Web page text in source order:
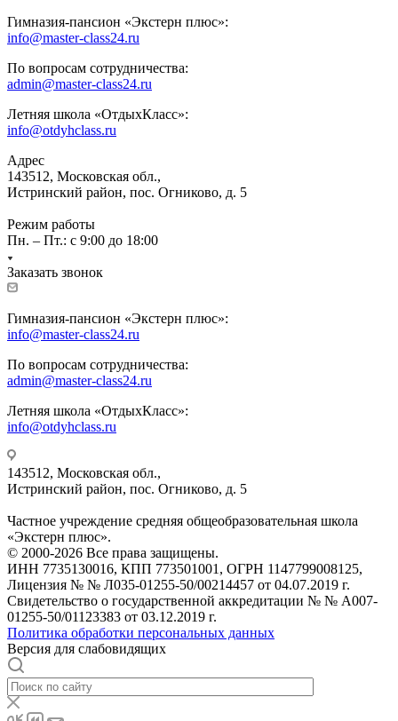
Гимназия-пансион «Экстерн плюс»:
info@master-class24.ru
По вопросам сотрудничества:
admin@master-class24.ru
Летняя школа «ОтдыхКласс»:
info@otdyhclass.ru
Адрес
143512, Московская обл.,
Истринский район, пос. Огниково, д. 5
Режим работы
Пн. – Пт.: с 9:00 до 18:00
Заказать звонок
Гимназия-пансион «Экстерн плюс»:
info@master-class24.ru
По вопросам сотрудничества:
admin@master-class24.ru
Летняя школа «ОтдыхКласс»:
info@otdyhclass.ru
143512, Московская обл.,
Истринский район, пос. Огниково, д. 5
Частное учреждение средняя общеобразовательная школа
«Экстерн плюс».
© 2000-2026 Все права защищены.
ИНН 7735130016, КПП 773501001, ОГРН 1147799008125,
Лицензия № № Л035-01255-50/00214457 от 04.07.2019 г.
Свидетельство о государственной аккредитации № № А007-
01255-50/01123383 от 03.12.2019 г.
Политика обработки персональных данных
Версия для слабовидящих